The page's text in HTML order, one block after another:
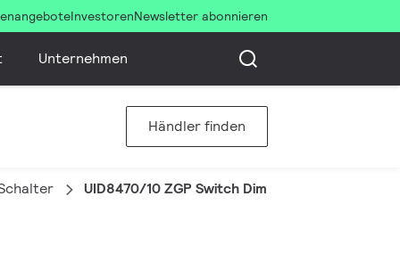
InvestorenNewsletter abonnieren
Unternehmen
Händler finden
UID8470/10 ZGP Switch Dim 2B